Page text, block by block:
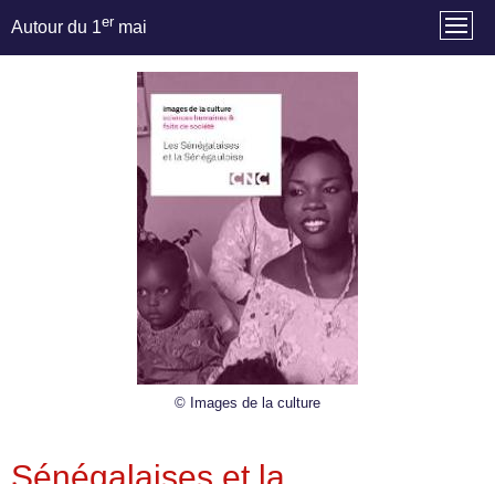
Autour du 1er mai
© Images de la culture
Sénégalaises et la